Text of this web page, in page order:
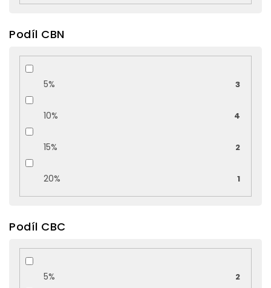
Podíl CBN
5% 3
10% 4
15% 2
20% 1
Podíl CBC
5% 2